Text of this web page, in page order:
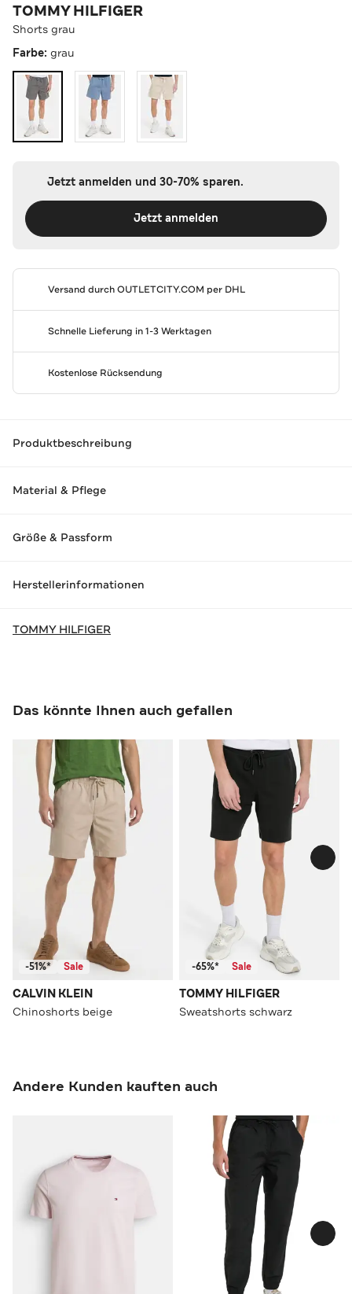
TOMMY HILFIGER
Shorts grau
Farbe: grau
Jetzt anmelden und 30-70% sparen.
Jetzt anmelden
Versand durchOUTLETCITY.COM per DHL
Schnelle Lieferung in 1-3 Werktagen
Kostenlose Rücksendung
Produktbeschreibung
Material & Pflege
Größe & Passform
Herstellerinformationen
TOMMY HILFIGER
Das könnte Ihnen auch gefallen
-51%* Sale
CALVIN KLEIN
Chinoshorts beige
-65%* Sale
TOMMY HILFIGER
Sweatshorts schwarz
Andere Kunden kauften auch